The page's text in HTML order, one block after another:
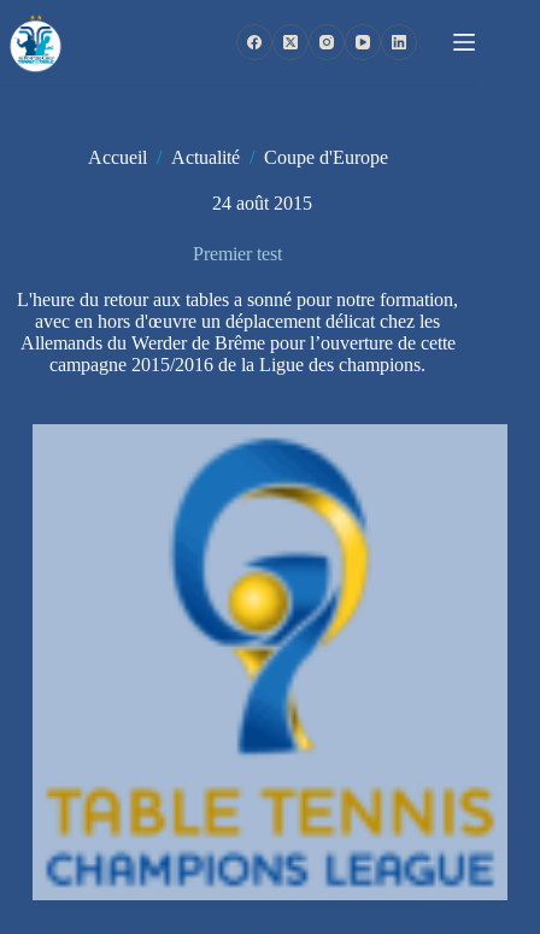
au
contenu
Accueil / Actualité / Coupe d'Europe
24 août 2015
Premier test
L'heure du retour aux tables a sonné pour notre formation,
avec en hors d'œuvre un déplacement délicat chez les
Allemands du Werder de Brême pour l’ouverture de cette
campagne 2015/2016 de la Ligue des champions.